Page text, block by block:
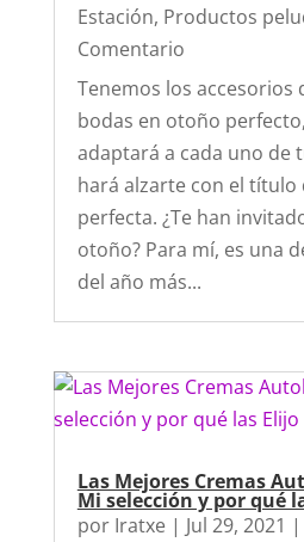
Estación, Productos
Comentario
Tenemos los accesorios
bodas en otoño
adaptará a cada uno de
hará alzarte con el título
perfecta. ¿Te han
otoño? Para mí, es una
del año más...
Las Mejores Cremas
Mi selección y por qué
por Iratxe| Jul 29, 2021 |